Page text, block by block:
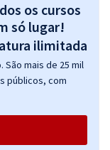
os cursos
só lugar!
mais de 25 mil
públicos, com